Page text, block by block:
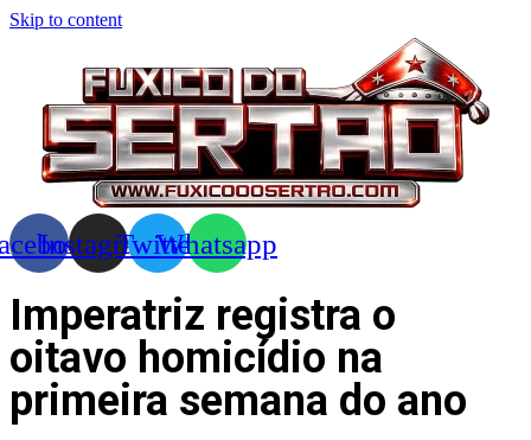
Skip to content
InstagramTwitterWhatsapp
Imperatriz registra o
oitavo homicídio na
primeira semana do ano